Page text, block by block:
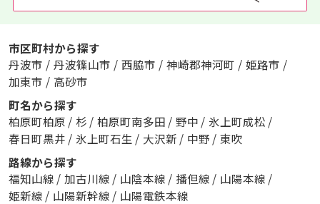
市区町村から探す
丹波市 / 丹波篠山市 / 西脇市 / 神崎郡神河町 / 姫路市 /
加東市 / 高砂市
町名から探す
柏原町柏原 / 杉 / 柏原町南多田 / 野中 / 氷上町成松 /
春日町黒井 / 氷上町石生 / 大沢新 / 中野 / 東吹
路線から探す
福知山線 / 加古川線 / 山陰本線 / 播但線 / 山陽本線 /
姫新線 / 山陽新幹線 / 山陽電鉄本線